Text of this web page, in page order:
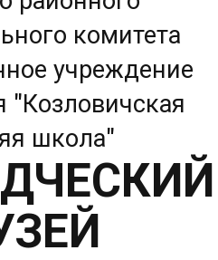
комитета
учреждение
"Козловичская
школа"